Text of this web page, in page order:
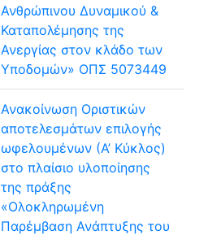
Ανθρώπινου Δυναμικού &
Καταπολέμησης της
Ανεργίας στον κλάδο των
Υποδομών» ΟΠΣ 5073449
Ανακοίνωση Οριστικών
αποτελεσμάτων επιλογής
ωφελουμένων (Α’ Κύκλος)
στο πλαίσιο υλοποίησης
της πράξης
«Ολοκληρωμένη
Παρέμβαση Ανάπτυξης του